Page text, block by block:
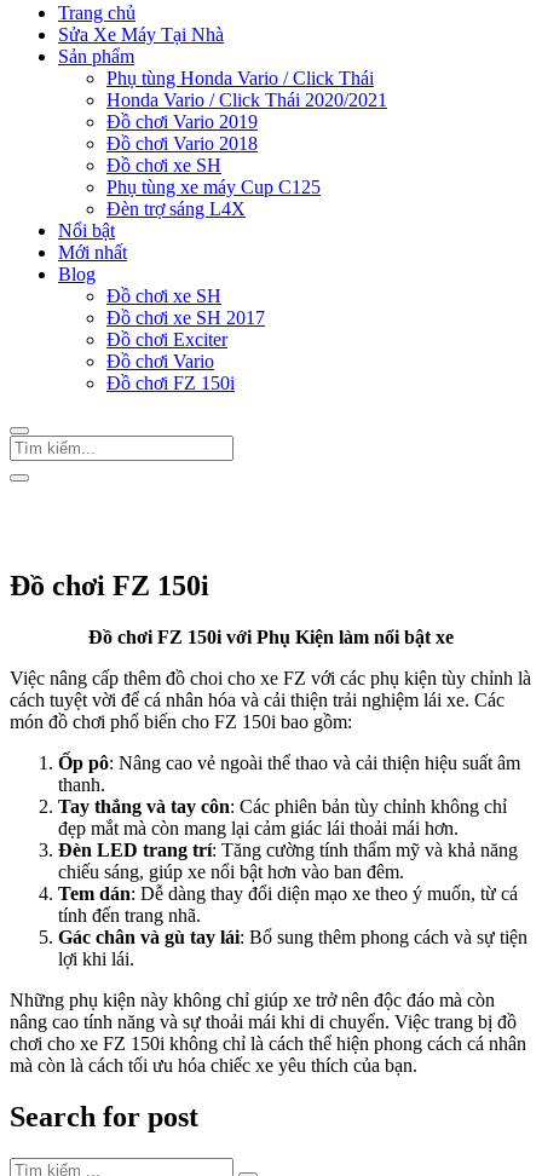
Trang chủ
Sửa Xe Máy Tại Nhà
Sản phẩm
Phụ tùng Honda Vario / Click Thái
Honda Vario / Click Thái 2020/2021
Đồ chơi Vario 2019
Đồ chơi Vario 2018
Đồ chơi xe SH
Phụ tùng xe máy Cup C125
Đèn trợ sáng L4X
Nổi bật
Mới nhất
Blog
Đồ chơi xe SH
Đồ chơi xe SH 2017
Đồ chơi Exciter
Đồ chơi Vario
Đồ chơi FZ 150i
Đồ chơi FZ 150i
Đồ chơi FZ 150i với Phụ Kiện làm nổi bật xe
Việc nâng cấp thêm đồ choi cho xe FZ với các phụ kiện tùy chỉnh là
cách tuyệt vời để cá nhân hóa và cải thiện trải nghiệm lái xe. Các
món đồ chơi phổ biến cho FZ 150i bao gồm:
Ốp pô: Nâng cao vẻ ngoài thể thao và cải thiện hiệu suất âm
thanh.
Tay thắng và tay côn: Các phiên bản tùy chỉnh không chỉ
đẹp mắt mà còn mang lại cảm giác lái thoải mái hơn.
Đèn LED trang trí: Tăng cường tính thẩm mỹ và khả năng
chiếu sáng, giúp xe nổi bật hơn vào ban đêm.
Tem dán: Dễ dàng thay đổi diện mạo xe theo ý muốn, từ cá
tính đến trang nhã.
Gác chân và gù tay lái: Bổ sung thêm phong cách và sự tiện
lợi khi lái.
Những phụ kiện này không chỉ giúp xe trở nên độc đáo mà còn
nâng cao tính năng và sự thoải mái khi di chuyển. Việc trang bị đồ
chơi cho xe FZ 150i không chỉ là cách thể hiện phong cách cá nhân
mà còn là cách tối ưu hóa chiếc xe yêu thích của bạn.
Search for post